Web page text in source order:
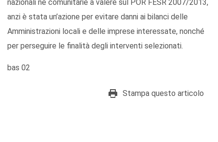
nazionali né comunitarie a valere sul POR FESR 2007/2013,
anzi è stata un’azione per evitare danni ai bilanci delle
Amministrazioni locali e delle imprese interessate, nonché
per perseguire le finalità degli interventi selezionati.
bas 02
Stampa questo articolo